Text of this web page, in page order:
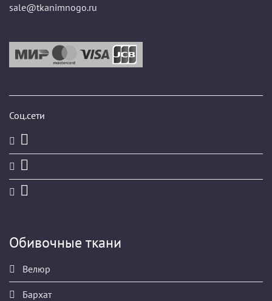
sale@tkanimnogo.ru
Соц.сети
Обивочные ткани
Велюр
Бархат